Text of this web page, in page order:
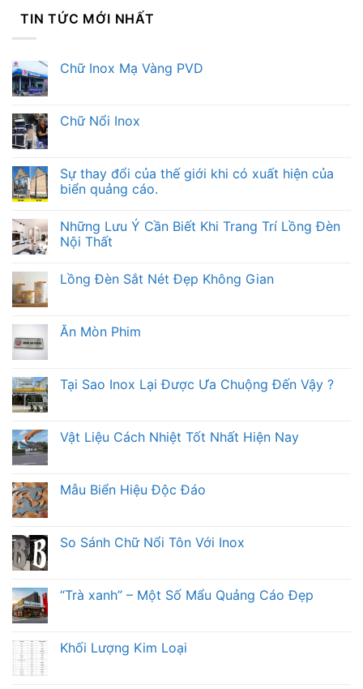
TIN TỨC MỚI NHẤT
Chữ Inox Mạ Vàng PVD
Chữ Nổi Inox
Sự thay đổi của thế giới khi có xuất hiện của
biển quảng cáo.
Những Lưu Ý Cần Biết Khi Trang Trí Lồng Đèn
Nội Thất
Lồng Đèn Sắt Nét Đẹp Không Gian
Ăn Mòn Phim
Tại Sao Inox Lại Được Ưa Chuộng Đến Vậy ?
Vật Liệu Cách Nhiệt Tốt Nhất Hiện Nay
Mẫu Biển Hiệu Độc Đáo
So Sánh Chữ Nổi Tôn Với Inox
“Trà xanh” – Một Số Mẩu Quảng Cáo Đẹp
Khối Lượng Kim Loại